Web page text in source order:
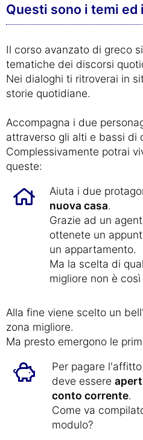
Questi sono i temi ed
Il corso avanzato di greco
tematiche dei discorsi
Nei dialoghi ti ritroverai in
storie quotidiane.
Accompagna i due
attraverso gli alti e bassi di
Complessivamente potrai
queste:
Aiuta i due
nuova casa.
Grazie ad un
ottenete un
un appartamento.
Ma la scelta di
migliore non è
Alla fine viene scelto un
zona migliore.
Ma presto emergono le
Per pagare
deve essere
conto corrente.
Come va
modulo?